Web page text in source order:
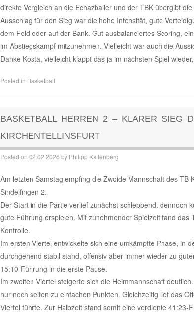
direkte Vergleich an die Echazballer und der TBK übergibt
Ausschlag für den Sieg war die hohe Intensität, gute
dem Feld oder auf der Bank. Gut ausbalanciertes Scoring,
im Abstiegskampf mitzunehmen. Vielleicht war auch die
Danke Kosta, vielleicht klappt das ja im nächsten Spiel
Posted in Basketball
BASKETBALL HERREN 2 – KLARER SIEG
KIRCHENTELLINSFURT
Posted on 02.02.2026 by Philipp Kallenberg
Am letzten Samstag empfing die Zwoide Mannschaft des TB
Sindelfingen 2.
Der Start in die Partie verlief zunächst schleppend, dennoch
gute Führung erspielen. Mit zunehmender Spielzeit fand
Kontrolle.
Im ersten Viertel entwickelte sich eine umkämpfte Phase, in
durchgehend stabil stand, offensiv aber immer wieder zu
15:10-Führung in die erste Pause.
Im zweiten Viertel steigerte sich die Heimmannschaft
nur noch selten zu einfachen Punkten. Gleichzeitig lief das
Viertel führte. Zur Halbzeit stand somit eine verdiente 41:23-